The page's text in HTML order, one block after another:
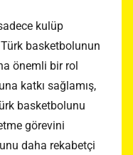
kulüp
basketbolunun
önemli bir rol
katkı sağlamış,
basketbolunu
görevini
daha rekabetçi